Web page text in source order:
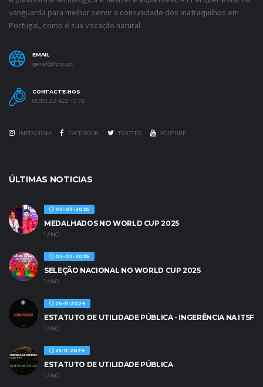
vanguarda para melhor servir a comunidade dos matraquilhos em
Portugal, como é sua vocação natural.
EMAIL
geral@fpm.pt
CONTACTE-NOS
00351 22 422 12 76
INSTAGRAM FACEBOOK TWITTER YOUTUBE
ÚLTIMAS NOTICIAS
09-07-2025
MEDALHADOS NO WORLD CUP 2025
1 ANO
09-07-2025
SELEÇÃO NACIONAL NO WORLD CUP 2025
1 ANO
26-11-2024
ESTATUTO DE UTILIDADE PÚBLICA - INGERÊNCIA NA ITSF
1 ANO
25-11-2024
ESTATUTO DE UTILIDADE PÚBLICA
1 ANO